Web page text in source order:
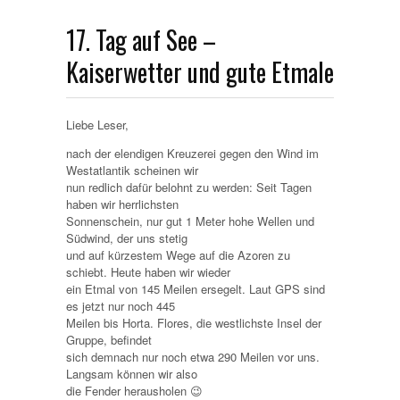
17. Tag auf See –
Kaiserwetter und gute Etmale
Liebe Leser,
nach der elendigen Kreuzerei gegen den Wind im
Westatlantik scheinen wir
nun redlich dafür belohnt zu werden: Seit Tagen
haben wir herrlichsten
Sonnenschein, nur gut 1 Meter hohe Wellen und
Südwind, der uns stetig
und auf kürzestem Wege auf die Azoren zu
schiebt. Heute haben wir wieder
ein Etmal von 145 Meilen ersegelt. Laut GPS sind
es jetzt nur noch 445
Meilen bis Horta. Flores, die westlichste Insel der
Gruppe, befindet
sich demnach nur noch etwa 290 Meilen vor uns.
Langsam können wir also
die Fender herausholen 😉